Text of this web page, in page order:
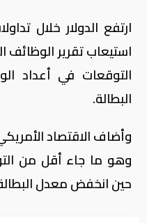
ارتفع الدولار خلال
استيعاب تقرير
التوقعات في أعداد
البطالة.
حين انخفض معدل البطالة من 4.1%